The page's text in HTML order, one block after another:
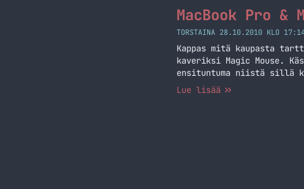
MacBook Pro &
TORSTAINA 28.10.2010 KLO 17:14
Kappas mitä kaupasta
kaveriksi Magic Mouse.
ensituntuma niistä sillä
Lue lisää